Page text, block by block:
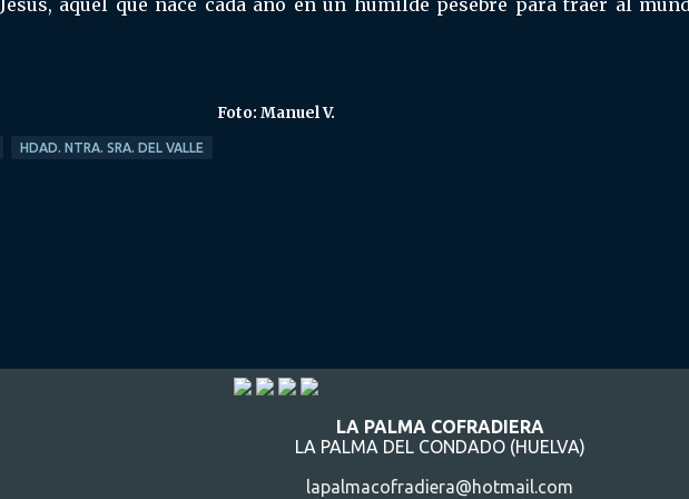
aquel que nace cada año en un humilde pesebre para traer al
Foto: Manuel V.
HDAD. NTRA. SRA. DEL VALLE
LA PALMA COFRADIERA
LA PALMA DEL CONDADO (HUELVA)
lapalmacofradiera@hotmail.com